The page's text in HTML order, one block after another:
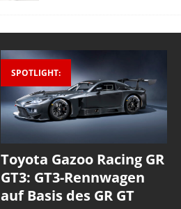
SPOTLIGHT:
Toyota Gazoo Racing GR
GT3: GT3-Rennwagen
auf Basis des GR GT